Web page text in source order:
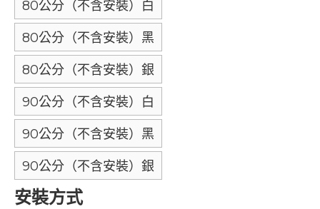
80公分（不含安裝）白
80公分（不含安裝）黑
80公分（不含安裝）銀
90公分（不含安裝）白
90公分（不含安裝）黑
90公分（不含安裝）銀
安裝方式